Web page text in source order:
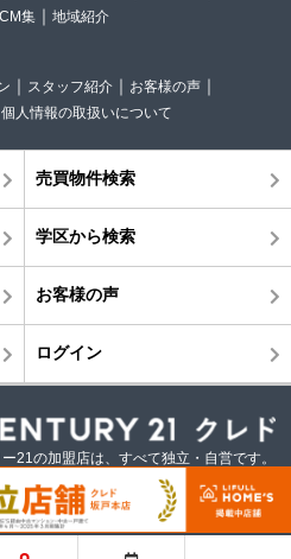
集 地域紹介
スタッフ紹介
お客様の声
個人情報の取扱いについて
売買物件検索
学区から検索
お客様の声
ログイン
21の加盟店は、すべて独立・自営です。
会社クレド